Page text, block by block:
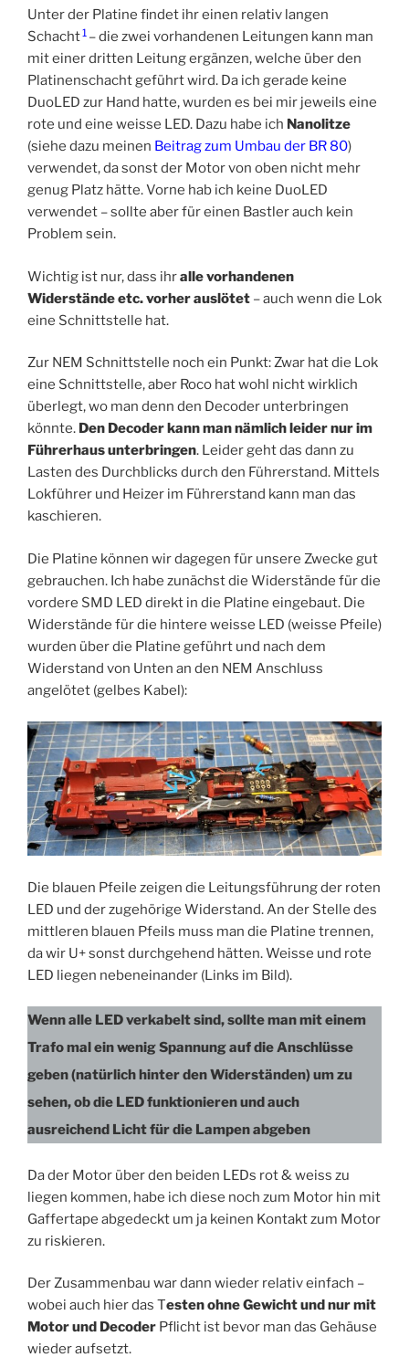
Unter der Platine findet ihr einen relativ langen
Schacht1 – die zwei vorhandenen Leitungen kann man
mit einer dritten Leitung ergänzen, welche über den
Platinenschacht geführt wird. Da ich gerade keine
DuoLED zur Hand hatte, wurden es bei mir jeweils eine
rote und eine weisse LED. Dazu habe ich Nanolitze
(siehe dazu meinen Beitrag zum Umbau der BR 80)
verwendet, da sonst der Motor von oben nicht mehr
genug Platz hätte. Vorne hab ich keine DuoLED
verwendet – sollte aber für einen Bastler auch kein
Problem sein.
Wichtig ist nur, dass ihralle vorhandenen
Widerstände etc. vorher auslötet – auch wenn die Lok
eine Schnittstelle hat.
Zur NEM Schnittstelle noch ein Punkt: Zwar hat die Lok
eine Schnittstelle, aber Roco hat wohl nicht wirklich
überlegt, wo man denn den Decoder unterbringen
könnte. Den Decoder kann man nämlich leider nur im
Führerhaus unterbringen. Leider geht das dann zu
Lasten des Durchblicks durch den Führerstand. Mittels
Lokführer und Heizer im Führerstand kann man das
kaschieren.
Die Platine können wir dagegen für unsere Zwecke gut
gebrauchen. Ich habe zunächst die Widerstände für die
vordere SMD LED direkt in die Platine eingebaut. Die
Widerstände für die hintere weisse LED (weisse Pfeile)
wurden über die Platine geführt und nach dem
Widerstand von Unten an den NEM Anschluss
angelötet (gelbes Kabel):
Die blauen Pfeile zeigen die Leitungsführung der roten
LED und der zugehörige Widerstand. An der Stelle des
mittleren blauen Pfeils muss man die Platine trennen,
da wir U+ sonst durchgehend hätten. Weisse und rote
LED liegen nebeneinander (Links im Bild).
Wenn alle LED verkabelt sind, sollte man mit einem
Trafo mal ein wenig Spannung auf die Anschlüsse
geben (natürlich hinter den Widerständen) um zu
sehen, ob die LED funktionieren und auch
ausreichend Licht für die Lampen abgeben
Da der Motor über den beiden LEDs rot & weiss zu
liegen kommen, habe ich diese noch zum Motor hin mit
Gaffertape abgedeckt um ja keinen Kontakt zum Motor
zu riskieren.
Der Zusammenbau war dann wieder relativ einfach –
wobei auch hier das Testen ohne Gewicht und nur mit
Motor und Decoder Pflicht ist bevor man das Gehäuse
wieder aufsetzt.